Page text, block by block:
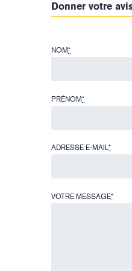
Donner votre
NOM*
PRÉNOM*
ADRESSE E-MAIL*
VOTRE MESSAGE*